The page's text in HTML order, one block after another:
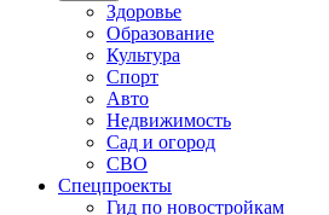
Здоровье
Образование
Культура
Спорт
Авто
Недвижимость
Сад и огород
СВО
Спецпроекты
Гид по новостройкам